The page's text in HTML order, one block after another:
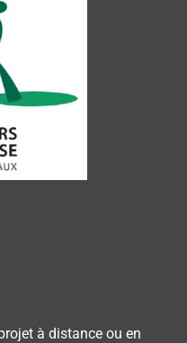
à distance ou en